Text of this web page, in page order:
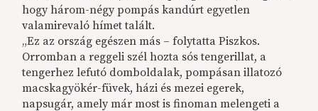
hogy három-négy pompás kandúrt egyetlen
valamirevaló hímet talált.
„Ez az ország egészen más – folytatta Piszkos.
Orromban a reggeli szél hozta sós tengerillat, a
tengerhez lefutó domboldalak, pompásan illatozó
macskagyökér-füvek, házi és mezei egerek,
napsugár, amely már most is finoman melengeti a